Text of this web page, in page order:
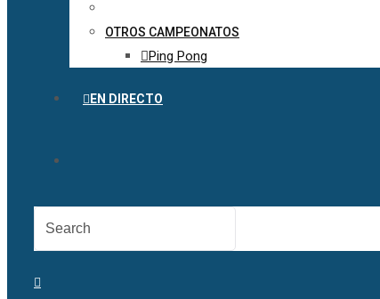
OTROS CAMPEONATOS
Ping Pong
EN DIRECTO